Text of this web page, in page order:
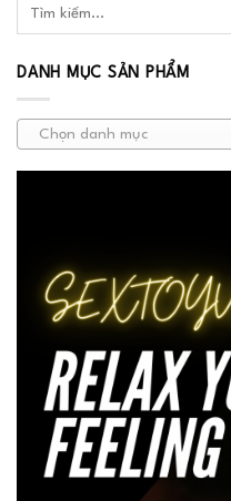
DANH MỤC SẢN PHẨM
Chọn danh mục